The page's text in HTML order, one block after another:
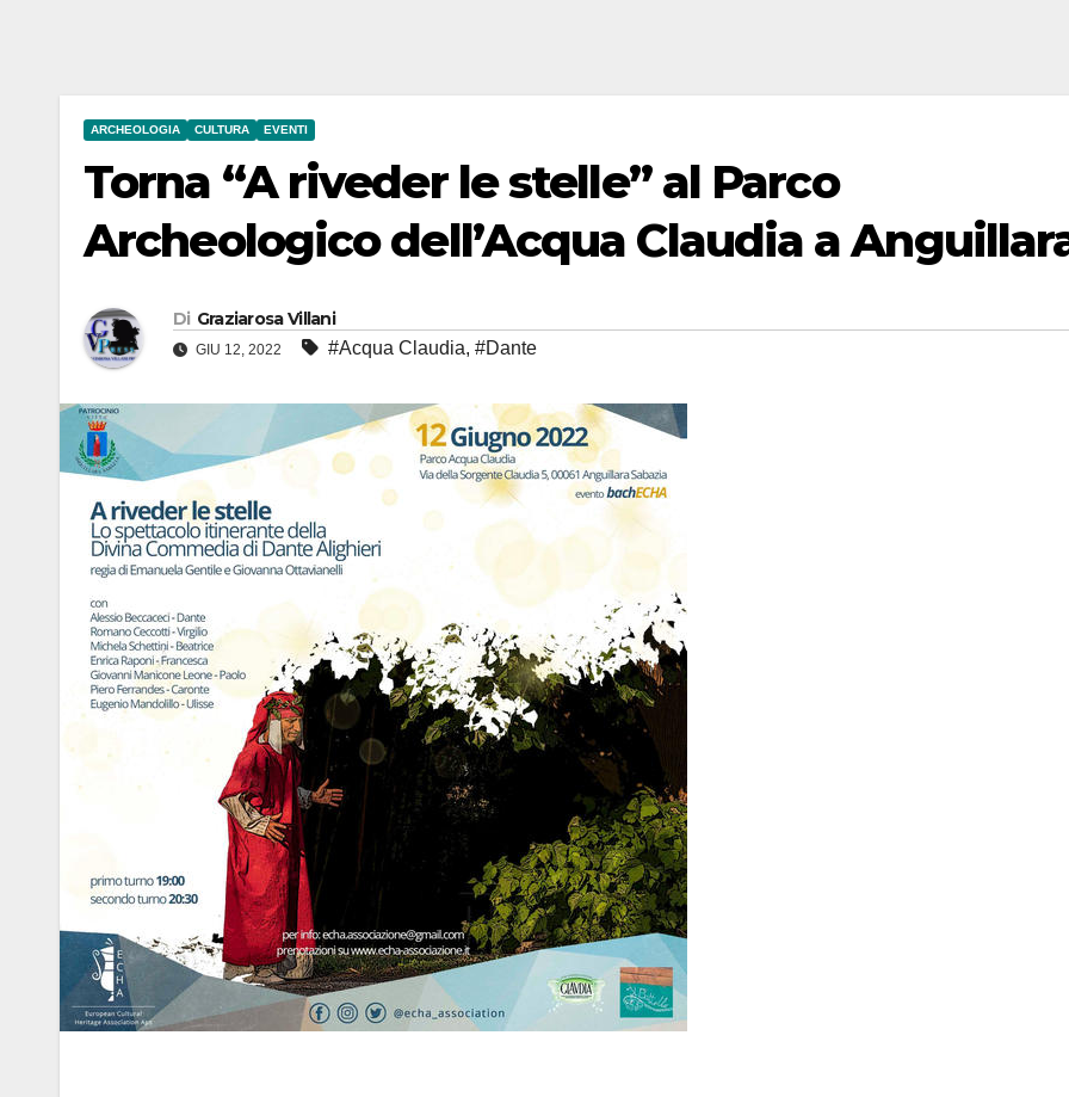
ARCHEOLOGIA CULTURA EVENTI
Torna “A riveder le stelle” al Parco
Archeologico dell’Acqua Claudia a
Di Graziarosa Villani
GIU 12, 2022 #Acqua Claudia, #Dante